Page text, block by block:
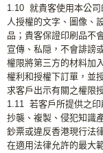
1.10 就貴客使用本公
人授權的文字、圖像、
品；貴客保證印刷品不
宣傳、私隠，不會誹謗
權限將第三方的材料加
權利和授權下訂單，並
求客戶出示有關之權限
1.11 若客戶所提供之印
抄襲、複製、侵犯知識
鈔票或違反香港現行法
在適用法律允許的最大